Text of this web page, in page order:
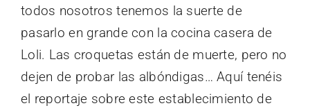
todos nosotros tenemos la suerte de
pasarlo en grande con la cocina casera de
Loli. Las croquetas están de muerte, pero no
dejen de probar las albóndigas… Aquí tenéis
el reportaje sobre este establecimiento de